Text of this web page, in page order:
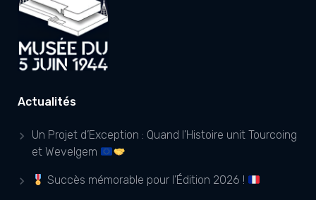
Actualités
Un Projet d’Exception : Quand l’Histoire unit Tourcoing
et Wevelgem
Succès mémorable pour l’Édition 2026 !